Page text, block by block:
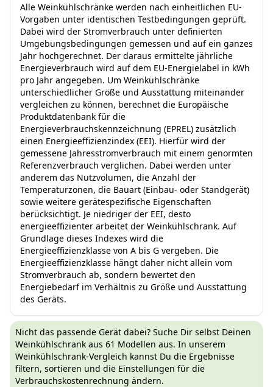
Alle Weinkühlschränke werden nach einheitlichen EU-
Vorgaben unter identischen Testbedingungen geprüft.
Dabei wird der Stromverbrauch unter definierten
Umgebungsbedingungen gemessen und auf ein ganzes
Jahr hochgerechnet. Der daraus ermittelte jährliche
Energieverbrauch wird auf dem EU-Energielabel in kWh
pro Jahr angegeben. Um Weinkühlschränke
unterschiedlicher Größe und Ausstattung miteinander
vergleichen zu können, berechnet die Europäische
Produktdatenbank für die
Energieverbrauchskennzeichnung (EPREL) zusätzlich
einen Energieeffizienzindex (EEI). Hierfür wird der
gemessene Jahresstromverbrauch mit einem genormten
Referenzverbrauch verglichen. Dabei werden unter
anderem das Nutzvolumen, die Anzahl der
Temperaturzonen, die Bauart (Einbau- oder Standgerät)
sowie weitere gerätespezifische Eigenschaften
berücksichtigt. Je niedriger der EEI, desto
energieeffizienter arbeitet der Weinkühlschrank. Auf
Grundlage dieses Indexes wird die
Energieeffizienzklasse von A bis G vergeben. Die
Energieeffizienzklasse hängt daher nicht allein vom
Stromverbrauch ab, sondern bewertet den
Energiebedarf im Verhältnis zu Größe und Ausstattung
des Geräts.
Nicht das passende Gerät dabei? Suche Dir selbst Deinen
Weinkühlschrank aus 61 Modellen aus. In unserem
Weinkühlschrank-Vergleich kannst Du die Ergebnisse
filtern, sortieren und die Einstellungen für die
Verbrauchskostenrechnung ändern.